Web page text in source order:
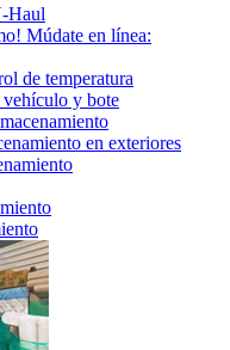
Haul
Múdate en línea:
de temperatura
y bote
en exteriores